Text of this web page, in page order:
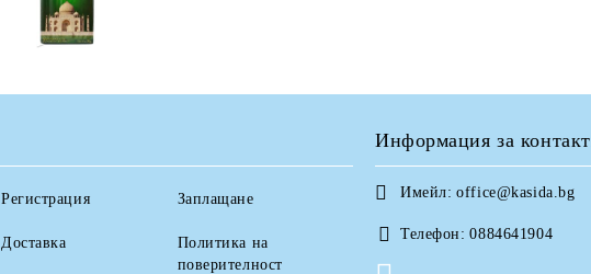
Регистрация
Доставка
Заплащане
Политика на
поверителност
Информация за
Имейл: office@kasida.bg
Телефон: 0884641904